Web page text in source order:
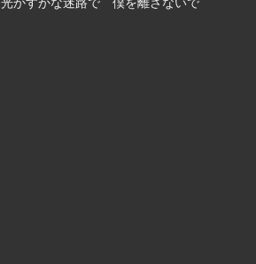
光かすかな迷路で 僕を離さないで